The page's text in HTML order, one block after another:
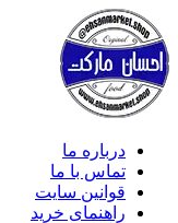
درباره ما
تماس با ما
قوانین سایت
راهنمای خرید